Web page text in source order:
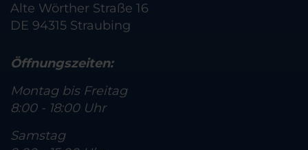
Alte Wörther Straße 16
DE 94315 Straubing
Öffnungszeiten:
Montag bis Freitag
8:00 - 18:00 Uhr
Samstag